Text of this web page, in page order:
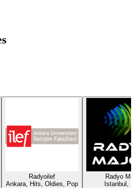
Radyoilef
Ankara, Hits, Oldies, Pop
Radyo
Istanbul,